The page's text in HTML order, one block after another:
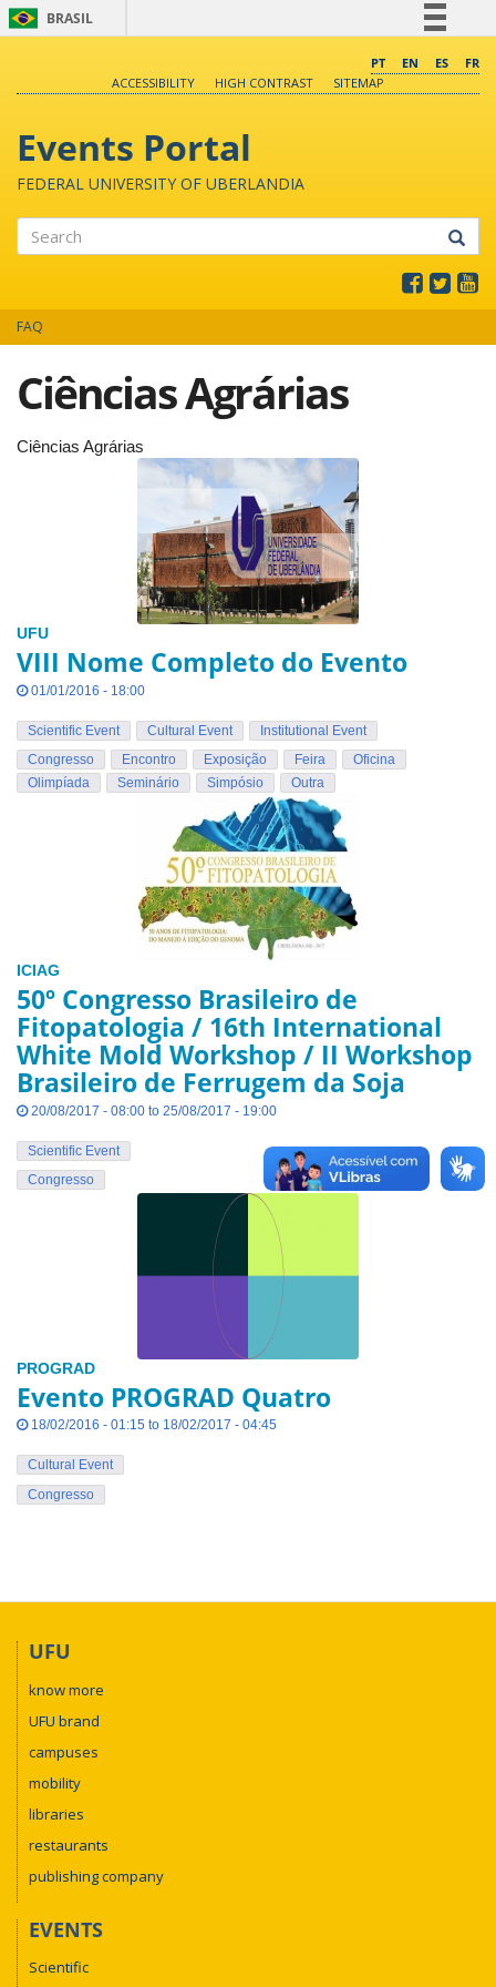
BRASIL
Comunica BR
Canais
PT EN ES
FR
ACCESSIBILITY
HIGH CONTRAST SITEMAP
Events Portal
FEDERAL UNIVERSITY OF UBERLANDIA
FAQ
Ciências Agrárias
Ciências Agrárias
UFU
VIII Nome Completo do Evento
01/01/2016 - 18:00
Scientific Event Cultural Event
Institutional Event
Congresso
Encontro Exposição Feira
Oficina
Olimpíada
Seminário Simpósio Outra
ICIAG
50º Congresso Brasileiro de
Fitopatologia / 16th International
White Mold Workshop / II Workshop
Brasileiro de Ferrugem da Soja
20/08/2017 - 08:00 to 25/08/2017 - 19:00
Scientific Event
Congresso
PROGRAD
Evento PROGRAD Quatro
18/02/2016 - 01:15 to 18/02/2017 - 04:45
Cultural Event
Congresso
UFU
know more
UFU brand
campuses
mobility
libraries
restaurants
publishing company
EVENTS
Scientific